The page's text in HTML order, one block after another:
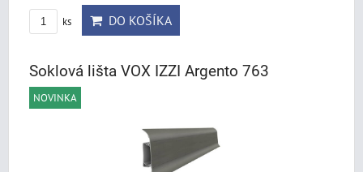
ks DO KOŠÍKA
Soklová lišta VOX IZZI Argento 763
NOVINKA